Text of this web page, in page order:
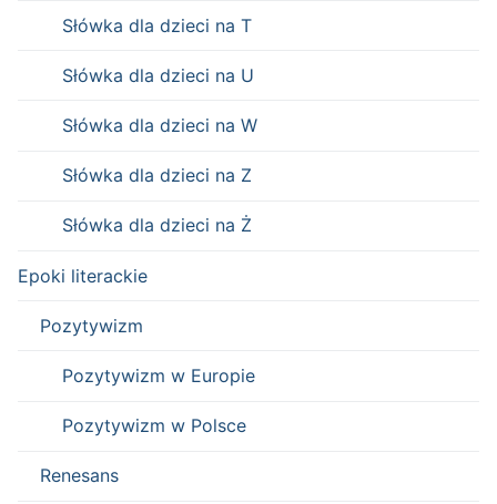
Słówka dla dzieci na T
Słówka dla dzieci na U
Słówka dla dzieci na W
Słówka dla dzieci na Z
Słówka dla dzieci na Ż
Epoki literackie
Pozytywizm
Pozytywizm w Europie
Pozytywizm w Polsce
Renesans